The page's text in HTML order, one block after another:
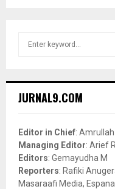
h
o
r
:
JURNAL9.COM
Editor in Chief: Amrullah
Managing Editor: Arief
Editors: Gemayudha M
Reporters: Rafiki
Masaraafi Media,